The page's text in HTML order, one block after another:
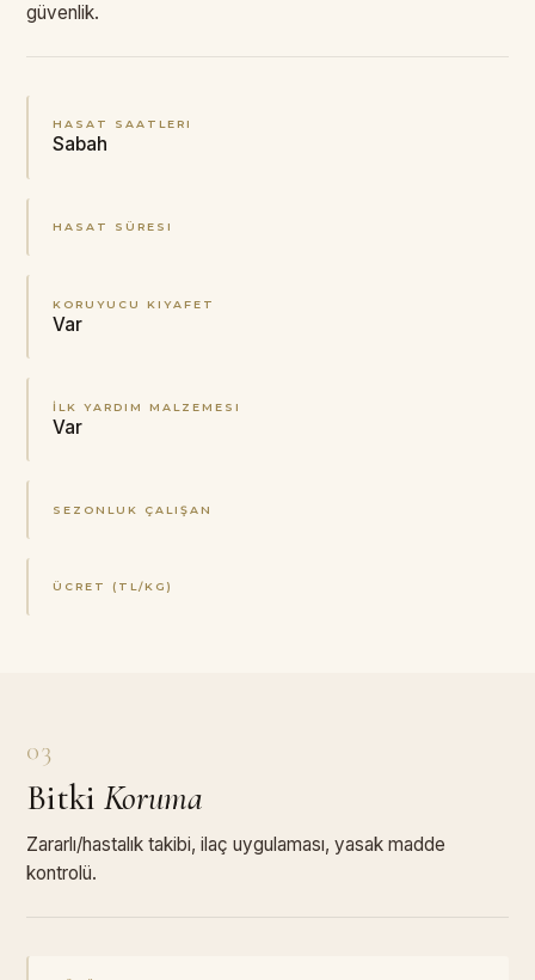
güvenlik.
HASAT SAATLERI
Sabah
HASAT SÜRESI
KORUYUCU KIYAFET
Var
İLK YARDIM MALZEMESI
Var
SEZONLUK ÇALIŞAN
ÜCRET (TL/KG)
03
Bitki Koruma
Zararlı/hastalık takibi, ilaç uygulaması, yasak madde
kontrolü.